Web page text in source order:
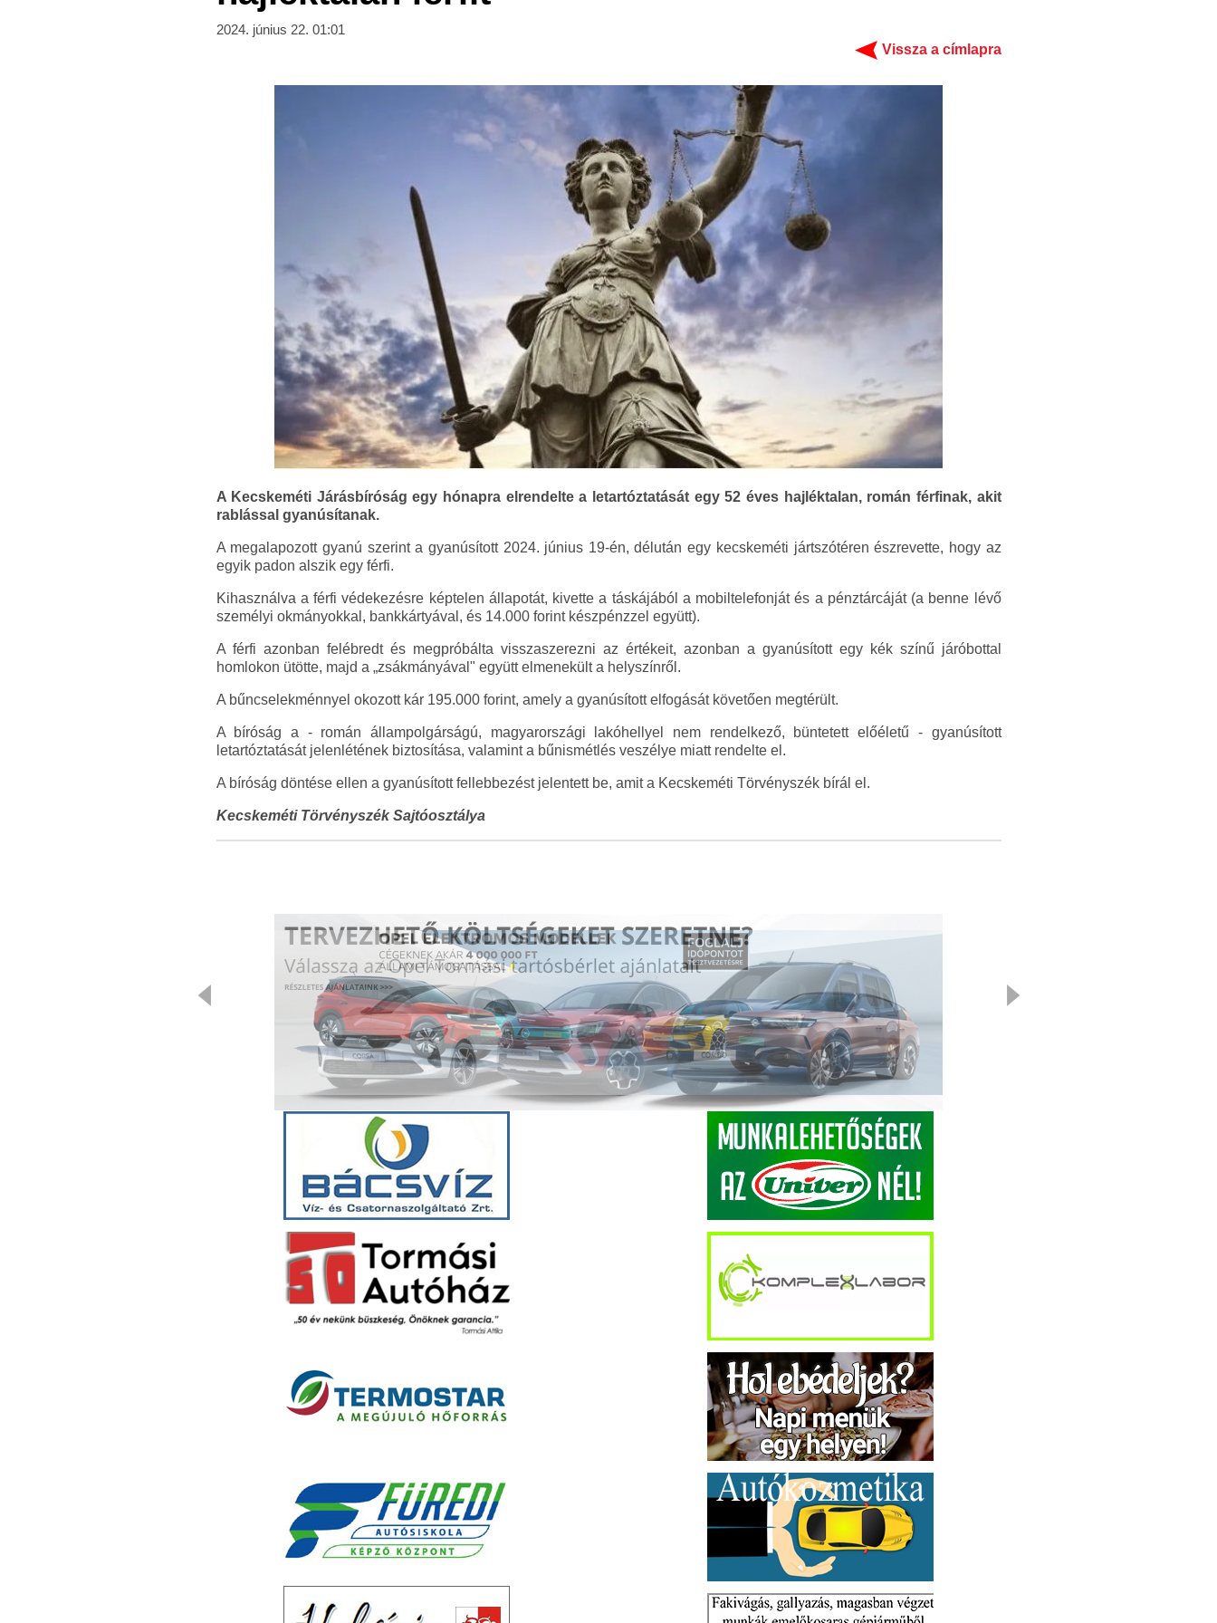
2024. június 22. 01:01
Vissza a címlapra
A Kecskeméti Járásbíróság egy hónapra elrendelte a letartóztatását egy 52 éves hajléktalan, román férfinak, akit
rablással gyanúsítanak.
A megalapozott gyanú szerint a gyanúsított 2024. június 19-én, délután egy kecskeméti jártszótéren észrevette, hogy az
egyik padon alszik egy férfi.
Kihasználva a férfi védekezésre képtelen állapotát, kivette a táskájából a mobiltelefonját és a pénztárcáját (a benne lévő
személyi okmányokkal, bankkártyával, és 14.000 forint készpénzzel együtt).
A férfi azonban felébredt és megpróbálta visszaszerezni az értékeit, azonban a gyanúsított egy kék színű járóbottal
homlokon ütötte, majd a „zsákmányával" együtt elmenekült a helyszínről.
A bűncselekménnyel okozott kár 195.000 forint, amely a gyanúsított elfogását követően megtérült.
A bíróság a - román állampolgárságú, magyarországi lakóhellyel nem rendelkező, büntetett előéletű - gyanúsított
letartóztatását jelenlétének biztosítása, valamint a bűnismétlés veszélye miatt rendelte el.
A bíróság döntése ellen a gyanúsított fellebbezést jelentett be, amit a Kecskeméti Törvényszék bírál el.
Kecskeméti Törvényszék Sajtóosztálya